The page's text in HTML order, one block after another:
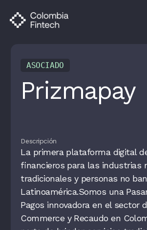
ASOCIADO
Prizmapay
Descripción
La primera plataforma digital
financieros para las industrias
tradicionales y personas no
Latinoamérica.Somos una
Pagos innovadora en el sector
Commerce y Recaudo en